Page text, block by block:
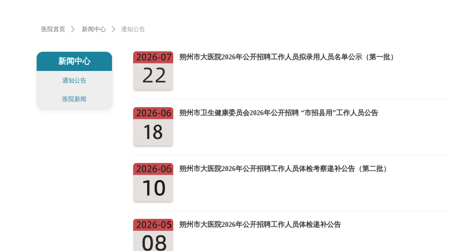
新闻中心
通知公告
医院新闻
医院首页 ꄲ 新闻中心 ꄲ 通知公告
朔州市大医院2026年公开招聘工作人员拟录用人员名单公示（第一批）
朔州市卫生健康委员会2026年公开招聘 “市招县用”工作人员公告
朔州市大医院2026年公开招聘工作人员体检考察递补公告（第二批）
朔州市大医院2026年公开招聘工作人员体检递补公告